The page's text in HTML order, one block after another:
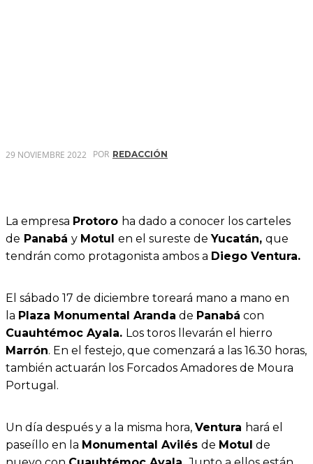
29 NOVIEMBRE 2022 POR REDACCIÓN
La empresa Protoro ha dado a conocer los carteles
de Panabá y Motul en el sureste deYucatán, que
tendrán como protagonista ambos a Diego Ventura.
El sábado 17 de diciembre toreará mano a mano en
la Plaza Monumental Aranda de Panabá con
Cuauhtémoc Ayala. Los toros llevarán el hierro
Marrón. En el festejo, que comenzará a las 16.30 horas,
también actuarán los Forcados Amadores de Moura
Portugal.
Un día después y a la misma hora, Ventura hará el
paseíllo en la Monumental Avilés de Motul de